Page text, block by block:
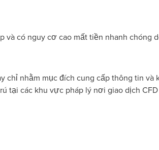
và có nguy cơ cao mất tiền nhanh chóng
chỉ nhằm mục đích cung cấp thông tin
tại các khu vực pháp lý nơi giao dịch